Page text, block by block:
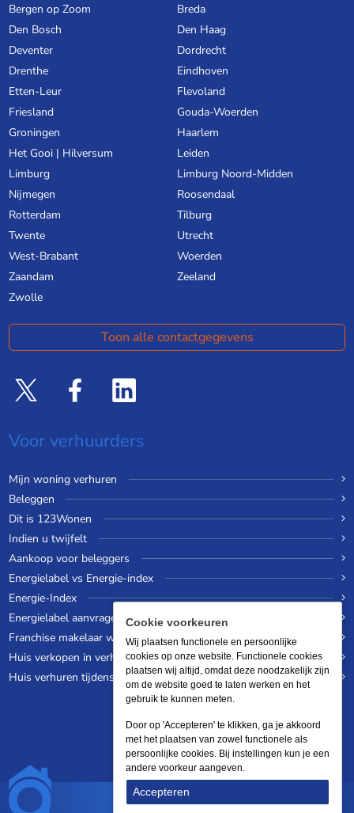
Bergen op Zoom
Breda
Den Bosch
Den Haag
Deventer
Dordrecht
Drenthe
Eindhoven
Etten-Leur
Flevoland
Friesland
Gouda-Woerden
Groningen
Haarlem
Het Gooi | Hilversum
Leiden
Limburg
Limburg Noord-Midden
Nijmegen
Roosendaal
Rotterdam
Tilburg
Twente
Utrecht
West-Brabant
Woerden
Zaandam
Zeeland
Zwolle
Toon alle contactgegevens
Voor verhuurders
Mijn woning verhuren
Beleggen
Dit is 123Wonen
Indien u twijfelt
Aankoop voor beleggers
Energielabel vs Energie-index
Energie-Index
Energielabel aanvragen
Franchise makelaar worden
Huis verkopen in verhuurde staat
Huis verhuren tijdens een wereldreis
Cookie voorkeuren
Wij plaatsen functionele en persoonlijke
cookies op onze website. Functionele cookies
plaatsen wij altijd, omdat deze noodzakelijk zijn
om de website goed te laten werken en het
gebruik te kunnen meten.
Door op 'Accepteren' te klikken, ga je akkoord
met het plaatsen van zowel functionele als
persoonlijke cookies. Bij instellingen kun je een
andere voorkeur aangeven.
Accepteren